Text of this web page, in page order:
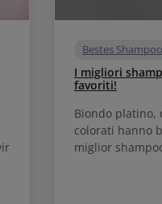
Bestes
I migliori
favoriti!
Biondo platino,
colorati hanno
miglior